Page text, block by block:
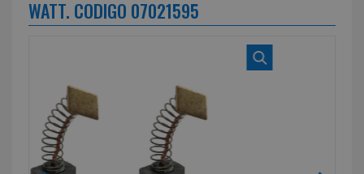
WATT. CODIGO 07021595